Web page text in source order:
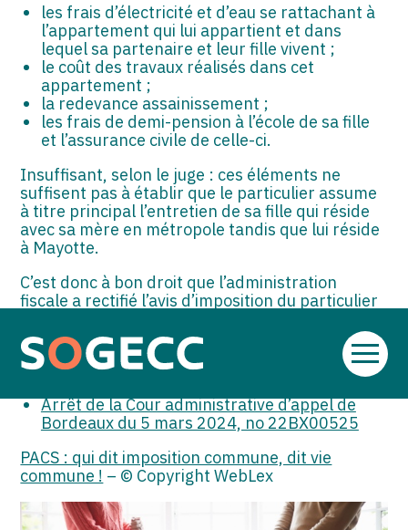
Aller
les frais d’électricité et d’eau se rattachant à
l’appartement qui lui appartient et dans
lequel sa partenaire et leur fille vivent ;
le coût des travaux réalisés dans cet
appartement ;
la redevance assainissement ;
les frais de demi-pension à l’école de sa fille
et l’assurance civile de celle-ci.
Insuffisant, selon le juge : ces éléments ne
suffisent pas à établir que le particulier assume
à titre principal l’entretien de sa fille qui réside
avec sa mère en métropole tandis que lui réside
à Mayotte.
C’est donc à bon droit que l’administration
fiscale a rectifié l’avis d’imposition du particulier
foyer fiscal.
Sources :
Arrêt de la Cour administrative d’appel de
Bordeaux du 5 mars 2024, no 22BX00525
PACS : qui dit imposition commune, dit vie
commune ! – © Copyright WebLex